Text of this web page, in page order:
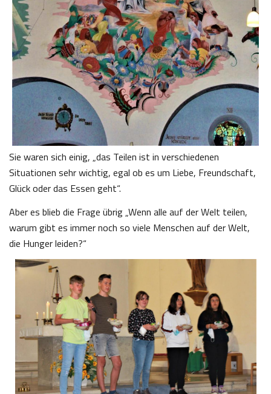
Sie waren sich einig, „das Teilen ist in verschiedenen
Situationen sehr wichtig, egal ob es um Liebe, Freundschaft,
Glück oder das Essen geht“.
Aber es blieb die Frage übrig „Wenn alle auf der Welt teilen,
warum gibt es immer noch so viele Menschen auf der Welt,
die Hunger leiden?“